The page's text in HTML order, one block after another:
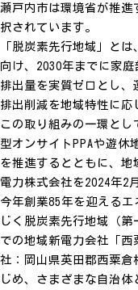
瀬戸内市は環境省が推進
択されています。
「脱炭素先行地域」と
向け、2030年までに家
排出量を実質ゼロとし、
排出削減を地域特性に応
この取り組みの一環と
型オンサイトPPAや遊休
を推進するとともに、
電力株式会社を2024年2
今年創業85年を迎える
じく脱炭素先行地域（
での地域新電力会社「
社：岡山県英田郡西粟倉
じめ、さまざまな自治